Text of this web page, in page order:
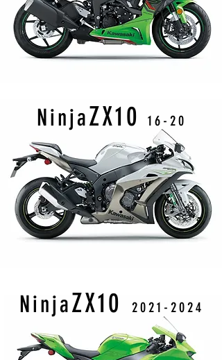
NinjaZX10 16 -20
NinjaZX10 2021-2024